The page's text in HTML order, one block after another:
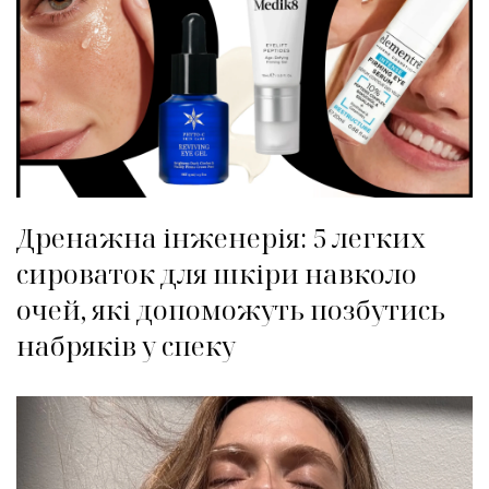
Дренажна інженерія: 5 легких
сироваток для шкіри навколо
очей, які допоможуть позбутись
набряків у спеку